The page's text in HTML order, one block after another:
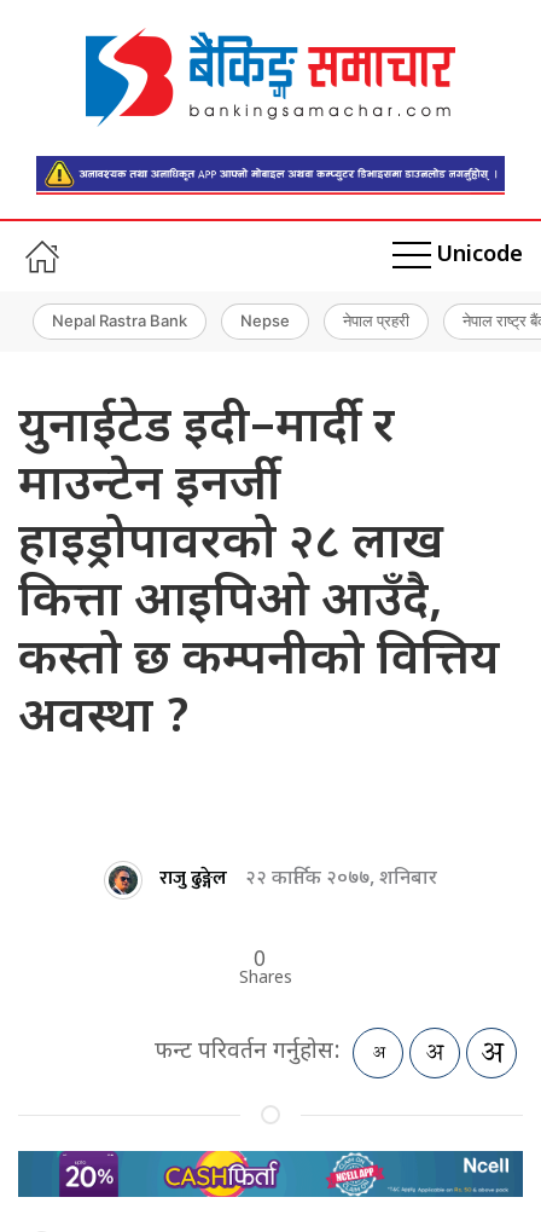
Unicode
Nepal Rastra Bank Nepse नेपाल प्रहरी नेपाल राष्ट्र
युनाईटेड इदी–मार्दी र
माउन्टेन इनर्जी
हाइड्रोपावरको २८ लाख
कित्ता आइपिओ आउँदै,
कस्तो छ कम्पनीको वित्तिय
अवस्था ?
राजु ढुङ्गेल २२ कार्तिक २०७७, शनिबार
0
Shares
फन्ट परिवर्तन गर्नुहोस: